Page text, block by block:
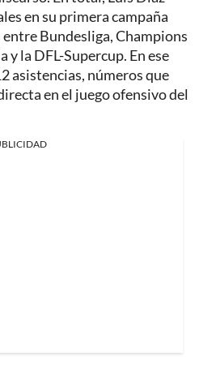
en su primera campaña
Bundesliga, Champions
y la DFL-Supercup. En ese
asistencias, números que
en el juego ofensivo del